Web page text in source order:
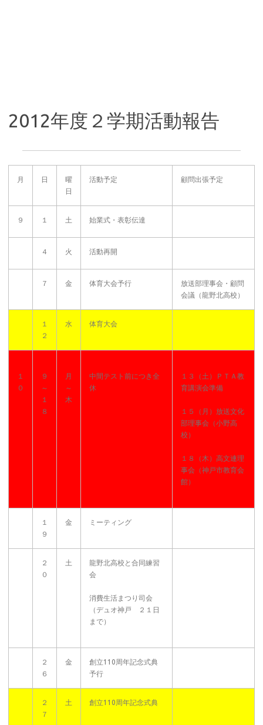
2012年度２学期活動報告
月 日
曜
日
活動予定 顧問出張予定
９ １ 土 始業式・表彰伝達
４ 火 活動再開
７ 金 体育大会予行
放送部理事会・顧問
会議（龍野北高校）
１
２
水 体育大会
１
０
９
～
１
８
月
～
木
中間テスト前につき全
休
１３（土）ＰＴＡ教
育講演会準備
１５（月）放送文化
部理事会（小野高
校）
１８（木）高文連理
事会（神戸市教育会
館）
１
９
金 ミーティング
２
０
土
龍野北高校と合同練習
会
消費生活まつり司会
（デュオ神戸 ２１日
まで）
２
６
金
創立110周年記念式典
予行
２
７
土 創立110周年記念式典